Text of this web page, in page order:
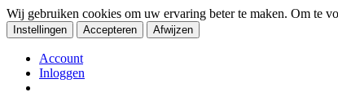
Wij gebruiken cookies om uw ervaring beter te maken. Om te
Instellingen Accepteren Afwijzen
Account
Inloggen